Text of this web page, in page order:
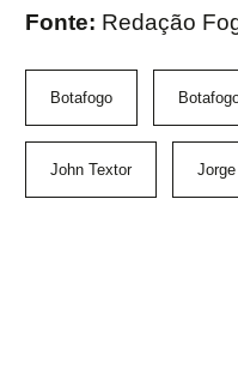
Fonte: Redação
Botafogo
John Textor